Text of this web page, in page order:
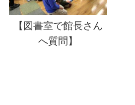
【図書室で館長さん
へ質問】